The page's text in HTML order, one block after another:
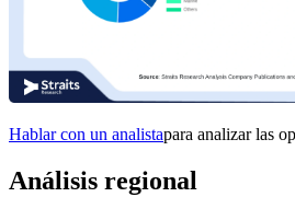
Hablar con un analistapara analizar las
Análisis regional